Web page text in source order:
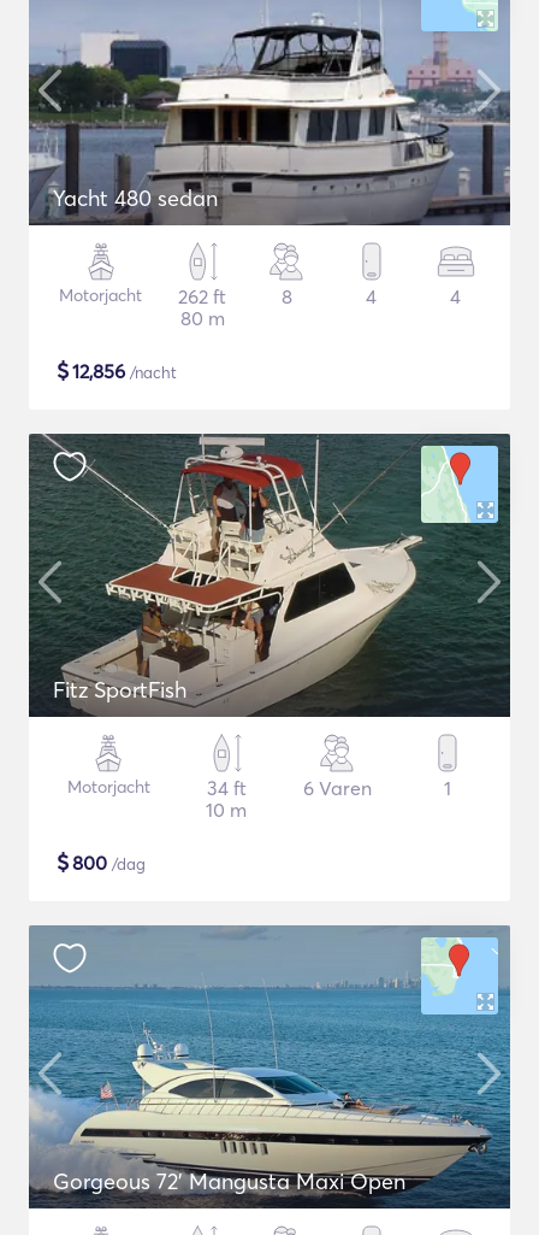
Yacht 480 sedan
Motorjacht
262 ft
80 m
8 4 4
$12,856 /nacht
Fitz SportFish
Motorjacht
34 ft
10 m
6 Varen 1
$800 /dag
Gorgeous 72' Mangusta Maxi Open